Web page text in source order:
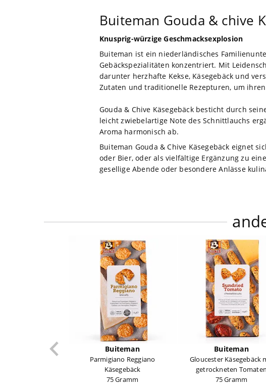
Buiteman Gouda & chive
Knusprig-würzige Geschmacksexplosion
Buiteman ist ein niederländisches
Gebäckspezialitäten konzentriert. Mit
darunter herzhafte Kekse, Käsegebäck und
Zutaten und traditionelle Rezepturen, um
Gouda & Chive Käsegebäck besticht durch
leicht zwiebelartige Note des Schnittlauchs
Aroma harmonisch ab.
Buiteman Gouda & Chive Käsegebäck eignet
oder Bier, oder als vielfältige Ergänzung zu
gesellige Abende oder besondere Anlässe
Buiteman
Parmigiano Reggiano
Käsegebäck
75 Gramm
Buiteman
Gloucester Käsegebäck
getrockneten Tomaten
75 Gramm